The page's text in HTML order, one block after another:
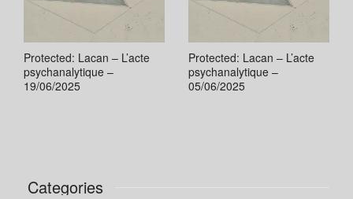
Protected: Lacan – L’acte
psychanalytique –
19/06/2025
Protected: Lacan – L’acte
psychanalytique –
05/06/2025
Categories